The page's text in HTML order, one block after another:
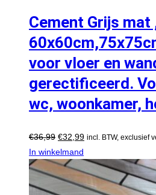
Cement Grijs
voor vloer en
gerectificeerd.
wc, woonkamer,
€36,99 €32,99 incl. BTW, exclusief
In winkelmand